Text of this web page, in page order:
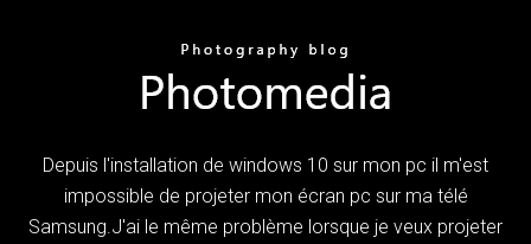
Depuis l'installation de windows 10 sur mon pc il m'est
impossible de projeter mon écran pc sur ma télé
Samsung.J'ai le même problème lorsque je veux projeter